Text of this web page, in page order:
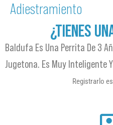
Adiestramiento
¿TIENES
Baldufa Es Una Perrita De 3
Jugetona. Es Muy Inteligente
Registrarlo